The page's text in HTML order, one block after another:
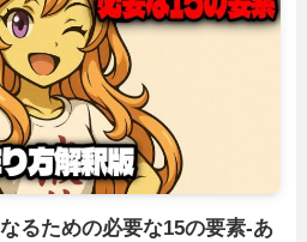
るための必要な15の要素-あ